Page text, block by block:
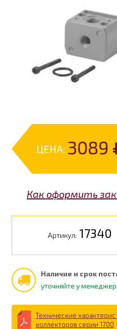
ЦЕНА: 3089
Как оформить
Артикул: 17340
Наличие и срок
уточняйте у
Технические
коллекторов серии 1700